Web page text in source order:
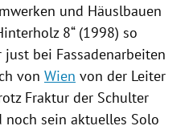
und Häuslbauen
8“ (1998) so
bei Fassadenarbeiten
von Wien von der Leiter
Fraktur der Schulter
noch sein aktuelles Solo